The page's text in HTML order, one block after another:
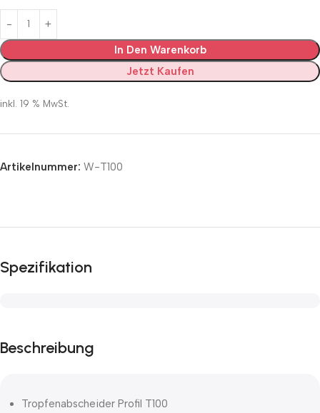
In Den Warenkorb
Jetzt Kaufen
inkl. 19 % MwSt.
Artikelnummer: W-T100
Spezifikation
Beschreibung
Tropfenabscheider Profil T100